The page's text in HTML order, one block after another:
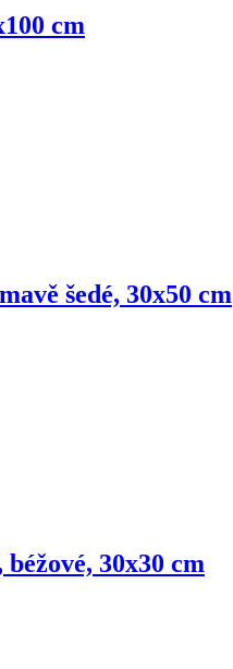
cm
šedé, 30x50 cm
30x30 cm